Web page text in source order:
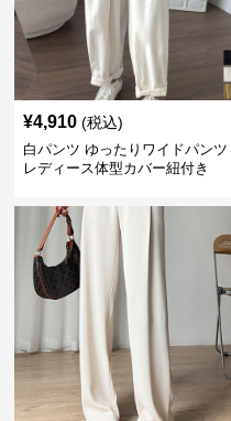
¥4,910 (税込)
白パンツ ゆったりワイドパンツ
レディース体型カバー紐付き